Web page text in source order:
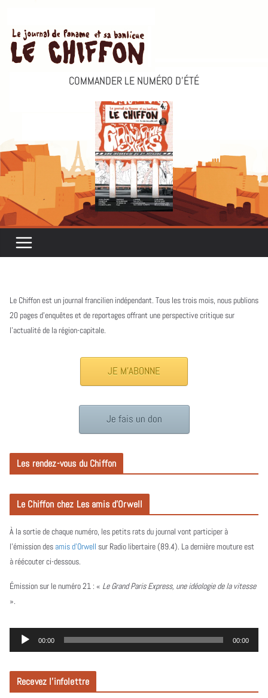
contenu
COMMANDER LE NUMÉRO D’ÉTÉ
Le Chiffon est un journal francilien indépendant. Tous les trois mois, nous publions
20 pages d’enquêtes et de reportages offrant une perspective critique sur
l’actualité de la région-capitale.
JE M'ABONNE
Je fais un don
Les rendez-vous du Chiffon
Le Chiffon chez Les amis d’Orwell
À la sortie de chaque numéro, les petits rats du journal vont participer à
l’émission des amis d’Orwell sur Radio libertaire (89.4). La dernière mouture est
à réécouter ci-dessous.
Émission sur le numéro 21 : « Le Grand Paris Express, une idéologie de la vitesse
».
e
c
t
00:00 00:00
Recevez l’infolettre